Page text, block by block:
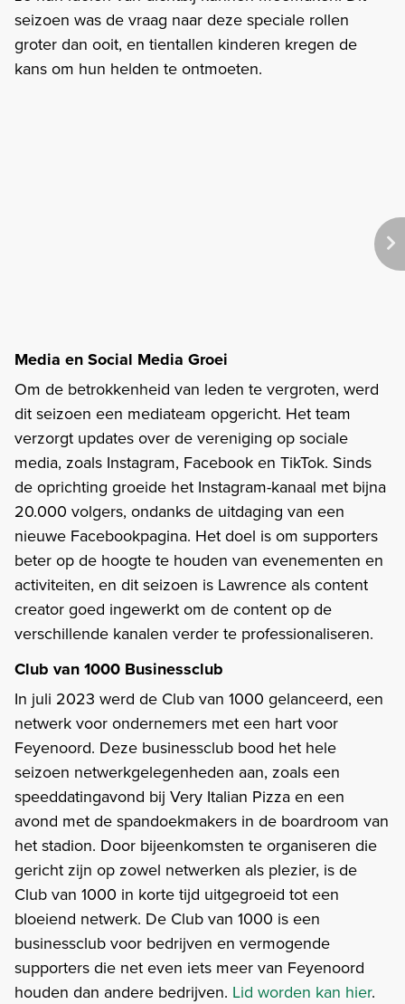
seizoen was de vraag naar deze speciale rollen
groter dan ooit, en tientallen kinderen kregen de
kans om hun helden te ontmoeten.
Media en Social Media Groei
Om de betrokkenheid van leden te vergroten, werd
dit seizoen een mediateam opgericht. Het team
verzorgt updates over de vereniging op sociale
media, zoals Instagram, Facebook en TikTok. Sinds
de oprichting groeide het Instagram-kanaal met bijna
20.000 volgers, ondanks de uitdaging van een
nieuwe Facebookpagina. Het doel is om supporters
beter op de hoogte te houden van evenementen en
activiteiten, en dit seizoen is Lawrence als content
creator goed ingewerkt om de content op de
verschillende kanalen verder te professionaliseren.
Club van 1000 Businessclub
In juli 2023 werd de Club van 1000 gelanceerd, een
netwerk voor ondernemers met een hart voor
Feyenoord. Deze businessclub bood het hele
seizoen netwerkgelegenheden aan, zoals een
speeddatingavond bij Very Italian Pizza en een
avond met de spandoekmakers in de boardroom van
het stadion. Door bijeenkomsten te organiseren die
gericht zijn op zowel netwerken als plezier, is de
Club van 1000 in korte tijd uitgegroeid tot een
bloeiend netwerk. De Club van 1000 is een
businessclub voor bedrijven en vermogende
supporters die net even iets meer van Feyenoord
houden dan andere bedrijven. Lid worden kan hier.